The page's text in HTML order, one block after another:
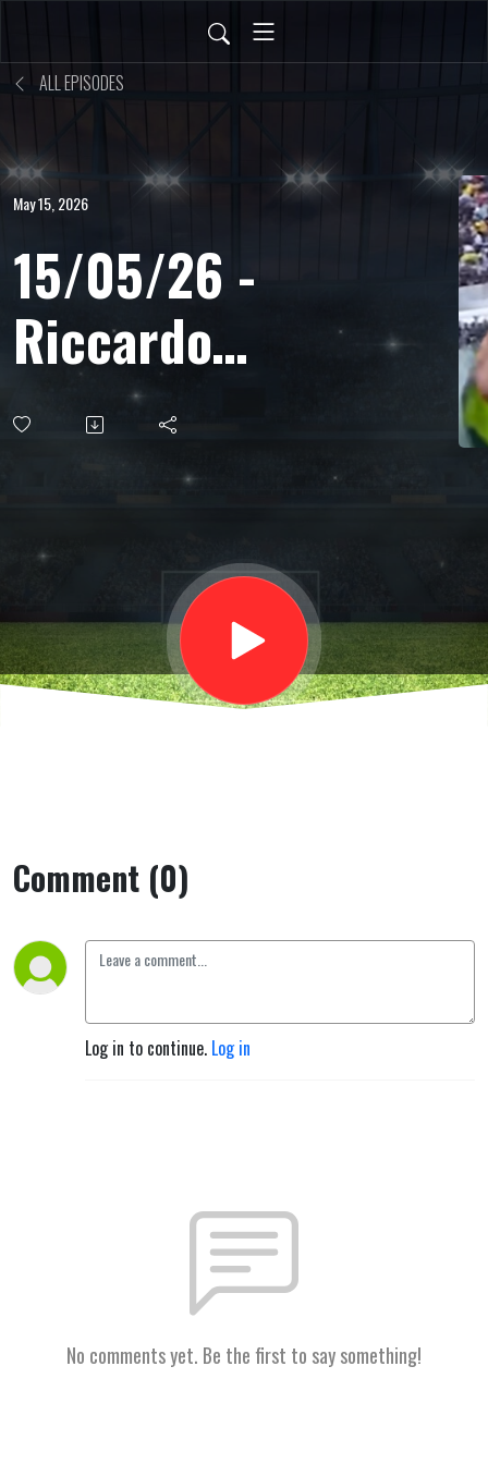
ALL EPISODES
May 15, 2026
15/05/26 -
Riccardo
Crivelli -
Giornalista
Gazzetta
dello Sport,
sugli
Internazionali
Comment (0)
Log in to continue. Log in
No comments yet. Be the first to say something!